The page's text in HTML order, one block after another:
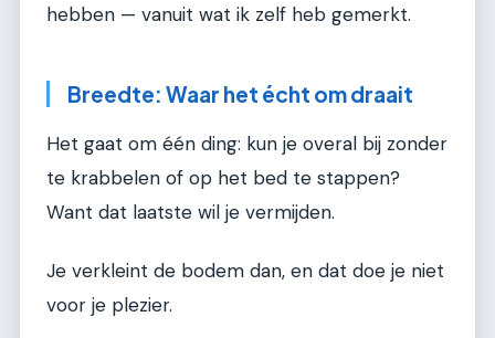
hebben — vanuit wat ik zelf heb gemerkt.
Breedte: Waar het écht om draait
Het gaat om één ding: kun je overal bij zonder
te krabbelen of op het bed te stappen?
Want dat laatste wil je vermijden.
Je verkleint de bodem dan, en dat doe je niet
voor je plezier.